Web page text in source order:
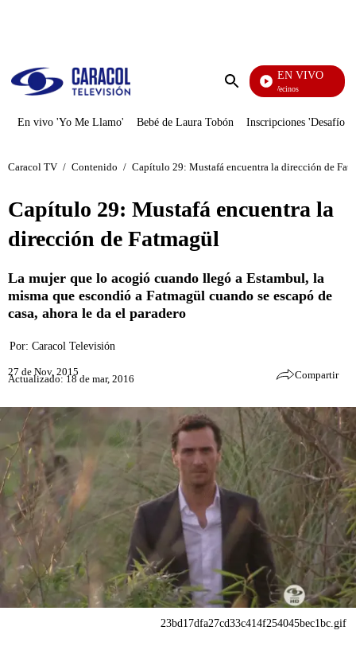
Enviar
EN VIVO
Vecinos
En vivo 'Yo Me Llamo' Bebé de Laura Tobón Inscripciones 'Desafío'
Caracol TV / Contenido / Capítulo 29: Mustafá encuentra la dirección de
Capítulo 29: Mustafá encuentra la
dirección de Fatmagül
La mujer que lo acogió cuando llegó a Estambul, la
misma que escondió a Fatmagül cuando se escapó de
casa, ahora le da el paradero
Por: Caracol Televisión
27 de Nov, 2015
Actualizado: 18 de mar, 2016 Compartir
23bd17dfa27cd33c414f254045bec1bc.gif